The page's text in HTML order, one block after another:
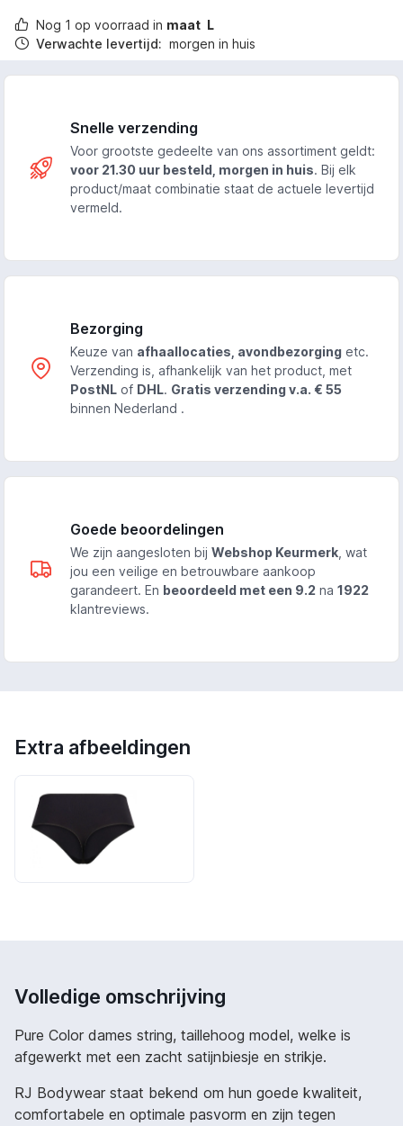
Nog 1 op voorraad in maat L
Verwachte levertijd: morgen in huis
Snelle verzending
Voor grootste gedeelte van ons assortiment geldt:
voor 21.30 uur besteld, morgen in huis. Bij elk
product/maat combinatie staat de actuele levertijd
vermeld.
Bezorging
Keuze van afhaallocaties, avondbezorging etc.
Verzending is, afhankelijk van het product, met
PostNL of DHL. Gratis verzending v.a. € 55
binnen Nederland .
Goede beoordelingen
We zijn aangesloten bij Webshop Keurmerk , wat
jou een veilige en betrouwbare aankoop
garandeert. En beoordeeld met een 9.2 na 1922
klantreviews.
Extra afbeeldingen
Volledige omschrijving
Pure Color dames string, taillehoog model, welke is
afgewerkt met een zacht satijnbiesje en strikje.
RJ Bodywear staat bekend om hun goede kwaliteit,
comfortabele en optimale pasvorm en zijn tegen